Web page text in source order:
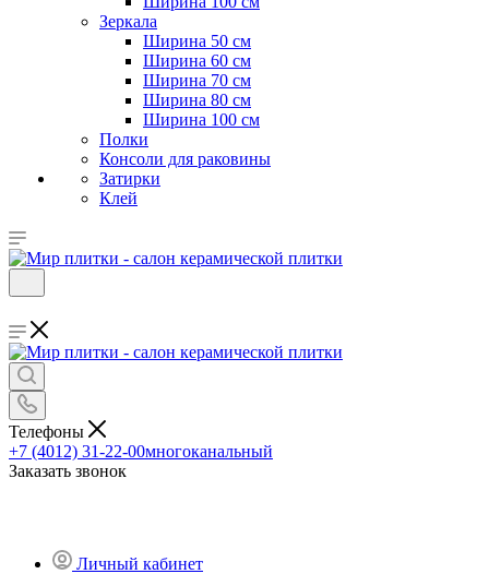
Зеркала
Ширина 50 см
Ширина 60 см
Ширина 70 см
Ширина 80 см
Ширина 100 см
Полки
Консоли для раковины
Затирки
Клей
Телефоны
+7 (4012) 31-22-00многоканальный
Заказать звонок
Личный кабинет